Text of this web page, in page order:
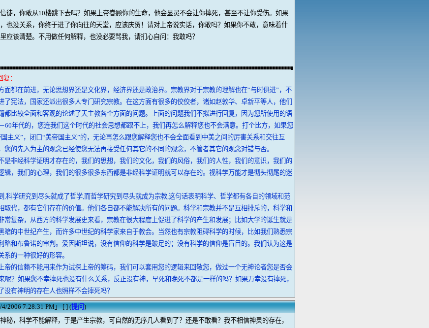
徒，你敢从10楼跳下去吗？如果上帝眷顾你的生命，他会显灵不会让你摔死，甚至不让你受伤。如果
也没关系，你终于进了你向往的天堂，应该庆贺！请对上帝说实话，你敢吗？如果你不敢，意味着什
应该清楚。不用做任何解释，也没必要骂我，请扪心自问：我敢吗？
：
面都在前进，无论思想界还是文化界，经济界还是政治界。宗教界对于宗教的理解也在“与时俱进”，不
了宪法，国家还派出很多人专门研究宗教。在这方面有很多的佼佼者，诸如赵敦华、卓新平等人，他们
都比较全面和客观的论述了天主教各个方面的问题。上面的问题我们不拟进行回复，因为您所使用的语
60年代的，您连我们这个时代的社会思想都跟不上，我们再怎么解释您也不会满意。打个比方，如果您
主义”，闭口“美帝国主义”的，无论再怎么跟您解释您也不会全面看到中美之间的厉害关系和交往互
您的先入为主的观念已经使您无法再接受任何其它的不同的观念，不管者其它的观念对错与否。
是非经科学证明才存在的，我们的思想，我们的文化，我们的风俗，我们的人性，我们的意识，我们的
辑，我们的心理，我们的很多很多东西都是非经科学证明就可以存在的。视科学万能才是彻头彻尾的迷
,科学研究到尽头就成了哲学,而哲学研究到尽头就成为宗教,这句话表明科学、哲学都有各自的领域和范
取代，都有它们存在的价值。他们各自都不能解决所有的问题。科学和宗教并不是互相排斥的，科学和
常复杂，从西方的科学发展史来看，宗教在很大程度上促进了科学的产生和发展；比如大学的诞生就是
暗的中世纪产生，而许多中世纪的科学家来自于教会。当然也有宗教阻碍科学的时候，比如我们熟悉宗
略和布鲁诺的审判。爱因斯坦说，没有信仰的科学是跛足的；没有科学的信仰是盲目的。我们认为这是
系的一种很好的形容。
帝的信赖不能用来作为试探上帝的筹码，我们可以套用您的逻辑来回敬您，做过一个无神论者您是否会
呢？如果您不幸摔死也没有什么关系，反正没有神，早死和晚死不都是一样的吗？如果万幸没有摔死，
没有神明的存在人也照样不会摔死吗？
4/2006 7:28:31 PM」 [ ] (提问)
秘，科学不能解释，于是产生宗教，可自然的无序几人看到了？还是不敢看？我不相信神灵的存在，